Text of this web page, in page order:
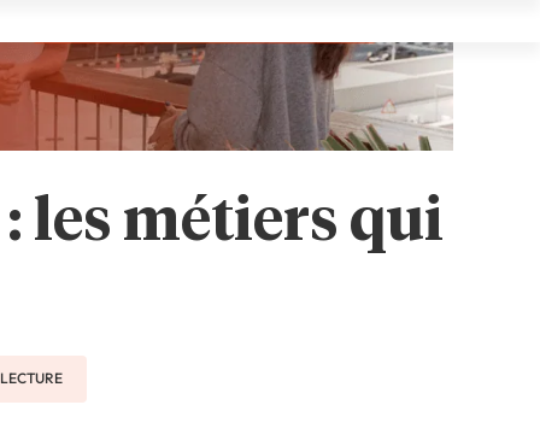
les métiers qui